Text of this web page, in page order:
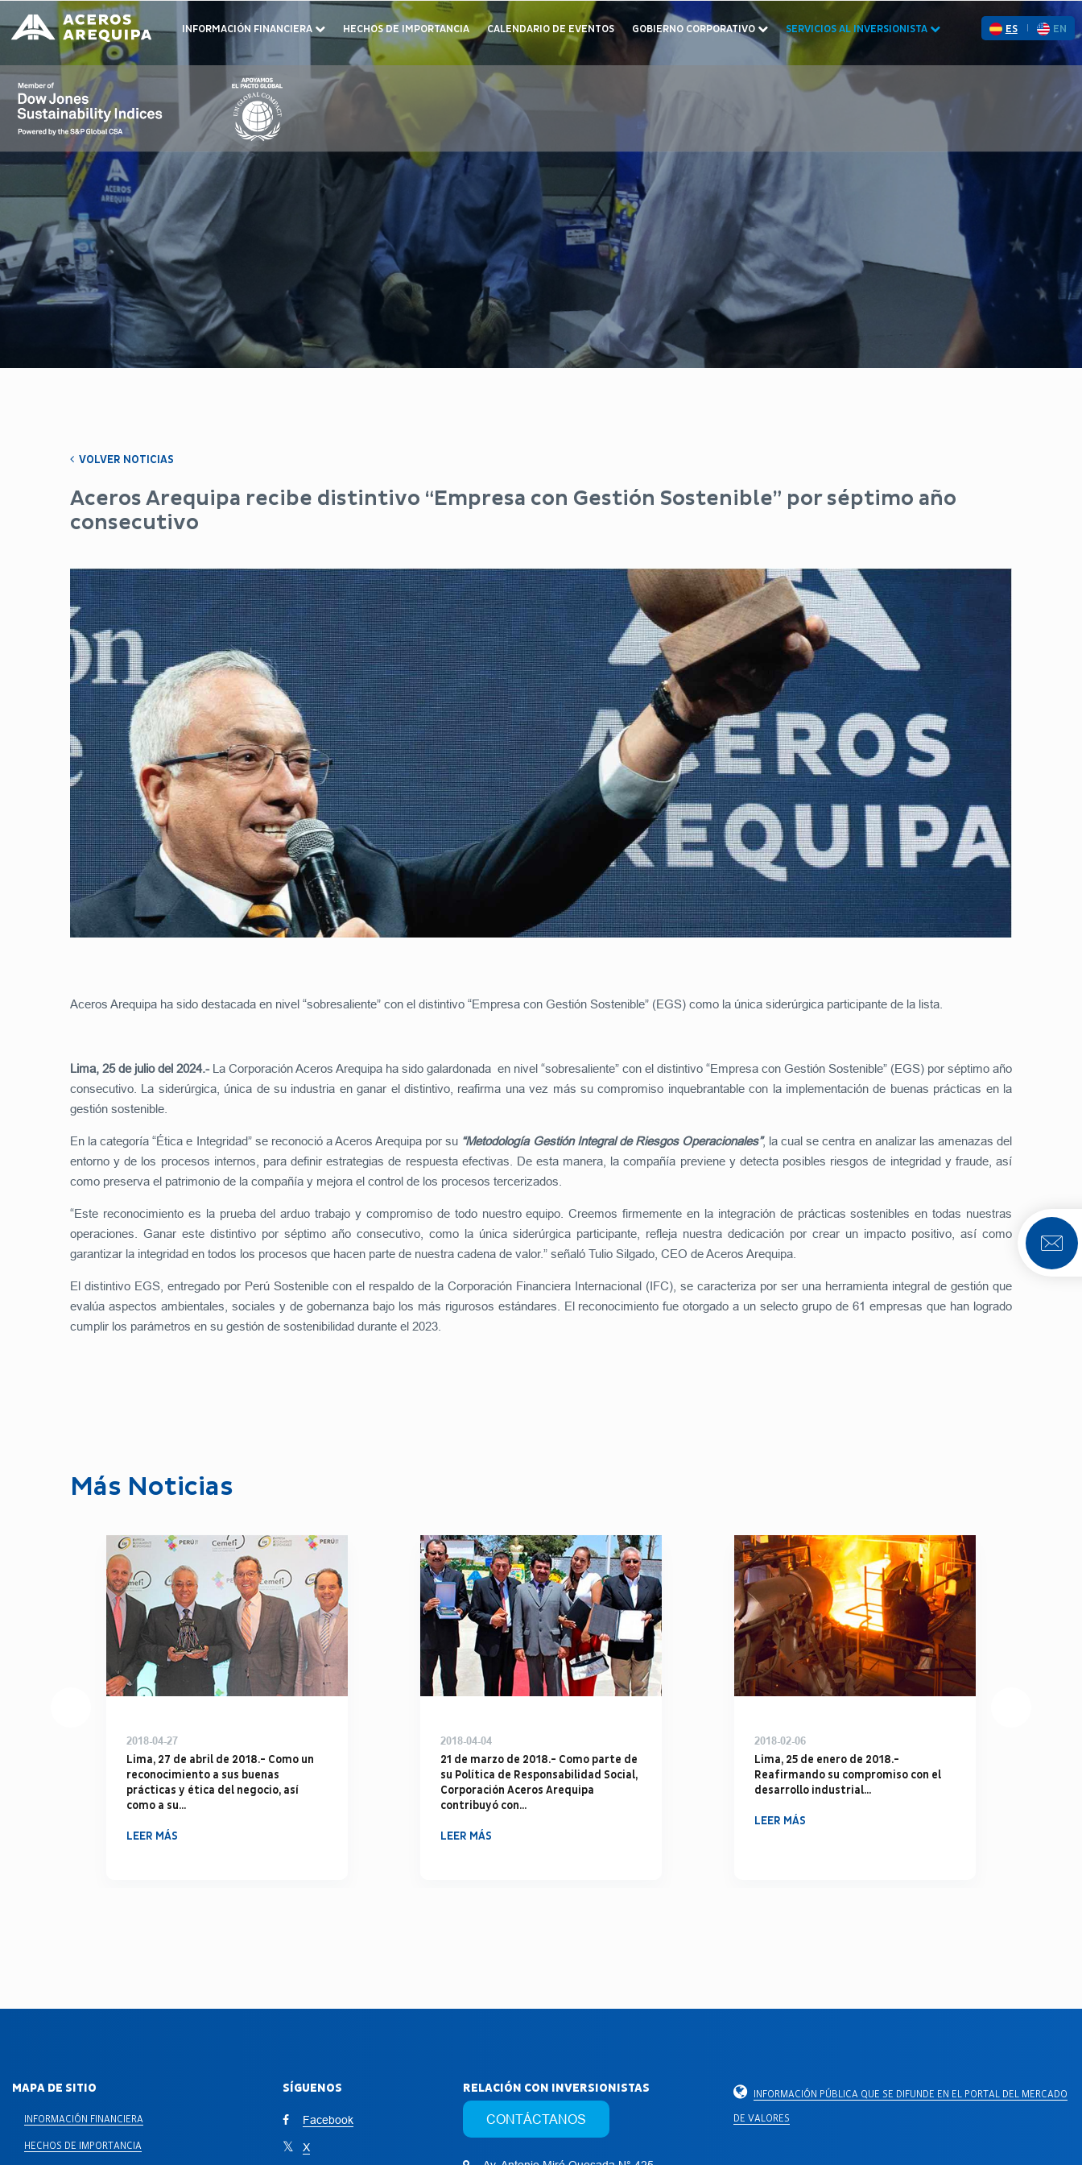
INFORMACIÓN FINANCIERA HECHOS DE IMPORTANCIA CALENDARIO DE EVENTOS GOBIERNO CORPORATIVO SERVICIOS AL INVERSIONISTA ES EN
VOLVER NOTICIAS
Aceros Arequipa recibe distintivo “Empresa con Gestión Sostenible” por séptimo año
consecutivo
Aceros Arequipa ha sido destacada en nivel “sobresaliente” con el distintivo “Empresa con Gestión Sostenible” (EGS) como la única siderúrgica participante de la lista.
Lima, 25 de julio del 2024.-La Corporación Aceros Arequipa ha sido galardonada en nivel “sobresaliente” con el distintivo “Empresa con Gestión Sostenible” (EGS) por séptimo año
consecutivo. La siderúrgica, única de su industria en ganar el distintivo, reafirma una vez más su compromiso inquebrantable con la implementación de buenas prácticas en la
gestión sostenible.
En la categoría “Ética e Integridad” se reconoció a Aceros Arequipa por su “Metodología Gestión Integral de Riesgos Operacionales”, la cual se centra en analizar las amenazas del
entorno y de los procesos internos, para definir estrategias de respuesta efectivas. De esta manera, la compañía previene y detecta posibles riesgos de integridad y fraude, así
como preserva el patrimonio de la compañía y mejora el control de los procesos tercerizados.
“Este reconocimiento es la prueba del arduo trabajo y compromiso de todo nuestro equipo. Creemos firmemente en la integración de prácticas sostenibles en todas nuestras
operaciones. Ganar este distintivo por séptimo año consecutivo, como la única siderúrgica participante, refleja nuestra dedicación por crear un impacto positivo, así como
garantizar la integridad en todos los procesos que hacen parte de nuestra cadena de valor.” señaló Tulio Silgado, CEO de Aceros Arequipa.
El distintivo EGS, entregado por Perú Sostenible con el respaldo de la Corporación Financiera Internacional (IFC), se caracteriza por ser una herramienta integral de gestión que
evalúa aspectos ambientales, sociales y de gobernanza bajo los más rigurosos estándares. El reconocimiento fue otorgado a un selecto grupo de 61 empresas que han logrado
cumplir los parámetros en su gestión de sostenibilidad durante el 2023.
Más Noticias
2018-04-27
Lima, 27 de abril de 2018.- Como un
reconocimiento a sus buenas
prácticas y ética del negocio, así
como a su...
LEER MÁS
2018-04-04
21 de marzo de 2018.- Como parte de
su Política de Responsabilidad Social,
Corporación Aceros Arequipa
contribuyó con...
LEER MÁS
2018-02-06
Lima, 25 de enero de 2018.-
Reafirmando su compromiso con el
desarrollo industrial...
LEER MÁS
MAPA DE SITIO
INFORMACIÓN FINANCIERA
HECHOS DE IMPORTANCIA
SÍGUENOS
Facebook
X
RELACIÓN CON INVERSIONISTAS
CONTÁCTANOS
INFORMACIÓN PÚBLICA QUE SE DIFUNDE EN EL PORTAL DEL MERCADO
DE VALORES